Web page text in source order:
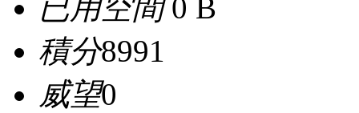
已用空間0 B
積分8991
威望0